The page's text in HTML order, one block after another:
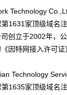
Technology
家顶级域名
创立于2002年，
因特网接入许可
Technology
家顶级域名